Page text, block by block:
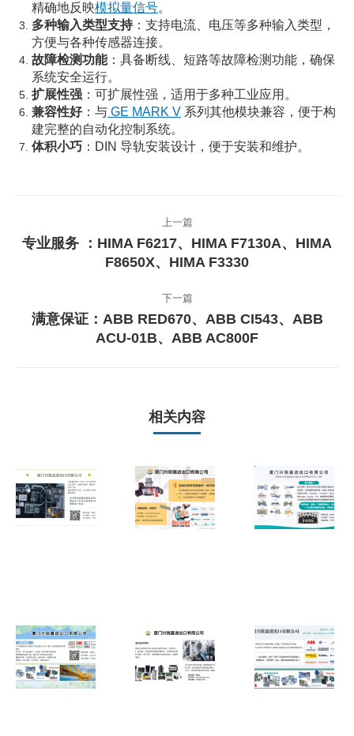
精确地反映模拟量信号。
多种输入类型支持：支持电流、电压等多种输入类型，
方便与各种传感器连接。
故障检测功能：具备断线、短路等故障检测功能，确保
系统安全运行。
扩展性强 ：可扩展性强，适用于多种工业应用。
兼容性好：与 GE MARK V 系列其他模块兼容，便于构
建完整的自动化控制系统。
体积小巧 ：DIN 导轨安装设计，便于安装和维护。
章
上一篇
上
一
文
章：
专业服务 ：HIMA F6217、HIMA F7130A、HIMA
F8650X、HIMA F3330
下一篇
下
一
满意保证：ABB RED670、ABB CI543、ABB
ACU-01B、ABB AC800F
相关内容
IS210TEGSH1B
现货销售】原装
进口模块库存充
IS420UCSCH1B
现货供应｜Mark
VIe四核控制器
现货供应 GE
IS420UCSCS2A
双核安全控制模
块｜价格优惠｜
IS230SNRLH2A
现货供应｜原装
工业控制模块｜